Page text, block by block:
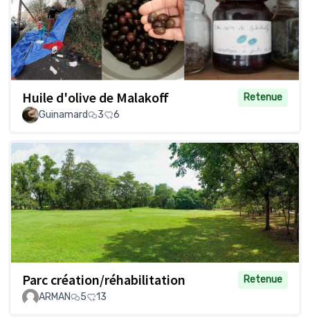
Huile d'olive de Malakoff
Retenue
Guinamard
3 6
Parc création/réhabilitation
Retenue
ARMAN
5 13